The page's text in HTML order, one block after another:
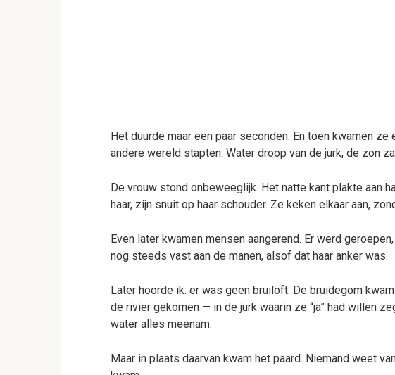
Het duurde maar een paar seconden. En toen kwamen
andere wereld stapten. Water droop van de jurk, de zon
De vrouw stond onbeweeglijk. Het natte kant plakte aan
haar, zijn snuit op haar schouder. Ze keken elkaar aan,
Even later kwamen mensen aangerend. Er werd
nog steeds vast aan de manen, alsof dat haar anker was.
Later hoorde ik: er was geen bruiloft. De bruidegom
de rivier gekomen — in de jurk waarin ze “ja” had willen
water alles meenam.
Maar in plaats daarvan kwam het paard. Niemand weet